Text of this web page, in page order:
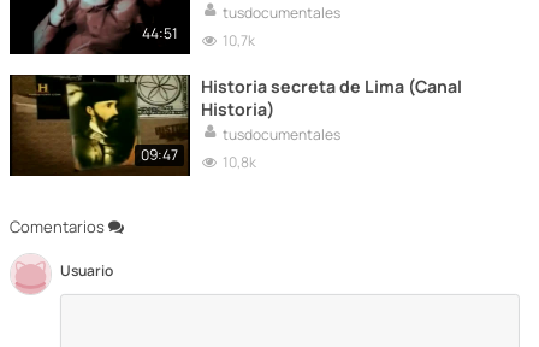
Comentarios
Usuario
44:51
tusdocumentales
10,7k
09:47
Historia secreta de Lima (Canal
Historia)
tusdocumentales
10,8k